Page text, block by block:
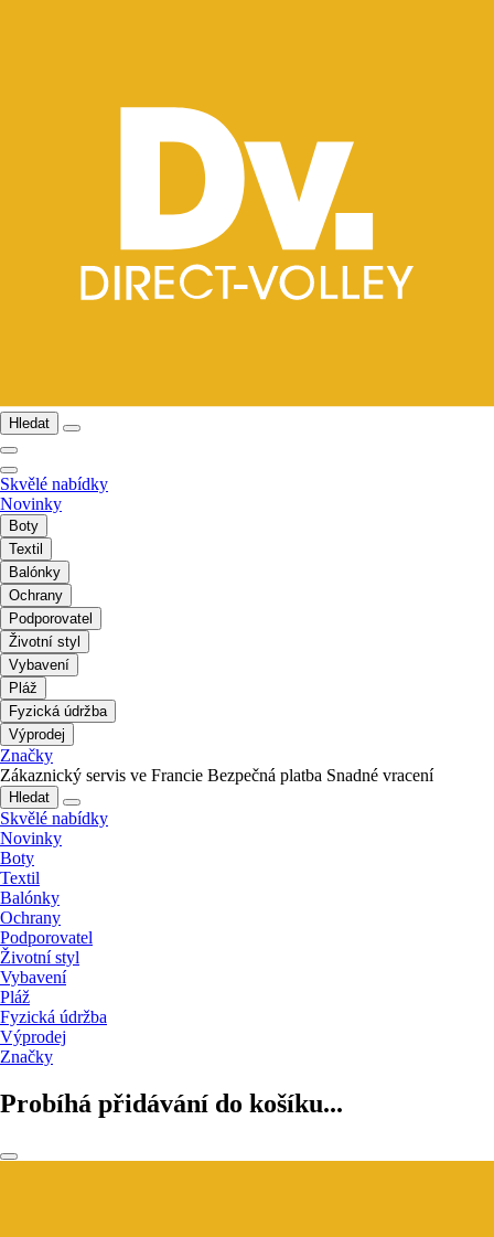
Hledat
Skvělé nabídky
Novinky
Boty
Textil
Balónky
Ochrany
Podporovatel
Životní styl
Vybavení
Pláž
Fyzická údržba
Výprodej
Značky
Zákaznický servis ve Francie Bezpečná platba Snadné vracení
Hledat
Skvělé nabídky
Novinky
Boty
Textil
Balónky
Ochrany
Podporovatel
Životní styl
Vybavení
Pláž
Fyzická údržba
Výprodej
Značky
Probíhá přidávání do košíku...